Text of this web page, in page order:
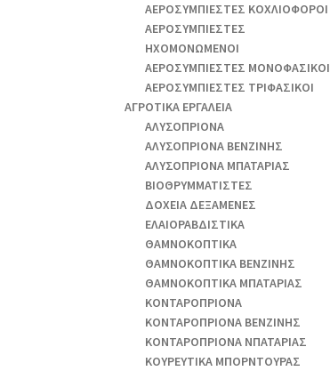
AEΡΟΣΥΜΠΙΕΣΤΕΣ ΚΟΧΛΙΟΦΟΡΟΙ
ΑΕΡΟΣΥΜΠΙΕΣΤΕΣ
ΗΧΟΜΟΝΩΜΕΝΟΙ
ΑΕΡΟΣΥΜΠΙΕΣΤΕΣ ΜΟΝΟΦΑΣΙΚΟΙ
ΑΕΡΟΣΥΜΠΙΕΣΤΕΣ ΤΡΙΦΑΣΙΚΟΙ
ΑΓΡΟΤΙΚΑ ΕΡΓΑΛΕΙΑ
AΛΥΣΟΠΡΙΟΝΑ
AΛΥΣΟΠΡΙΟΝΑ ΒΕΝΖΙΝΗΣ
AΛΥΣΟΠΡΙΟΝΑ ΜΠΑΤΑΡΙΑΣ
ΒΙΟΘΡΥΜΜΑΤΙΣΤΕΣ
ΔΟΧΕΙΑ ΔΕΞΑΜΕΝΕΣ
ΕΛΑΙΟΡΑΒΔΙΣΤΙΚΑ
ΘAΜΝΟΚΟΠΤΙΚΑ
ΘAΜΝΟΚΟΠΤΙΚΑ ΒΕΝΖΙΝΗΣ
ΘAΜΝΟΚΟΠΤΙΚΑ ΜΠΑΤΑΡΙΑΣ
ΚΟΝΤΑΡΟΠΡΙΟΝΑ
ΚΟΝΤΑΡΟΠΡΙΟΝΑ ΒΕΝΖΙΝΗΣ
ΚΟΝΤΑΡΟΠΡΙΟΝΑ ΝΠΑΤΑΡΙΑΣ
ΚΟΥΡΕΥΤΙΚΑ ΜΠΟΡΝΤΟΥΡΑΣ